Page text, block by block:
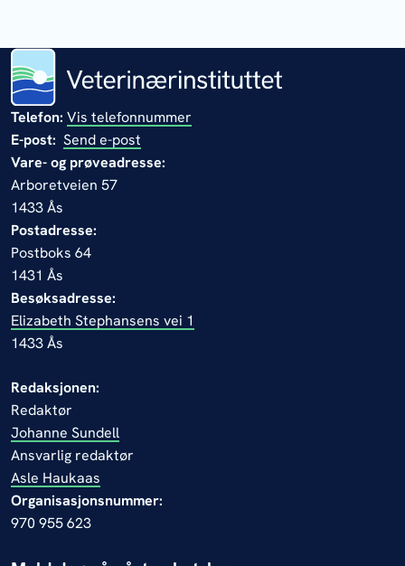
Telefon: Vis telefonnummer
E-post: Send e-post
Vare- og prøveadresse:
Arboretveien 57
1433 Ås
Postadresse:
Postboks 64
1431 Ås
Besøksadresse:
Elizabeth Stephansens vei 1
1433 Ås
Redaksjonen:
Redaktør
Johanne Sundell
Ansvarlig redaktør
Asle Haukaas
Organisasjonsnummer:
970 955 623